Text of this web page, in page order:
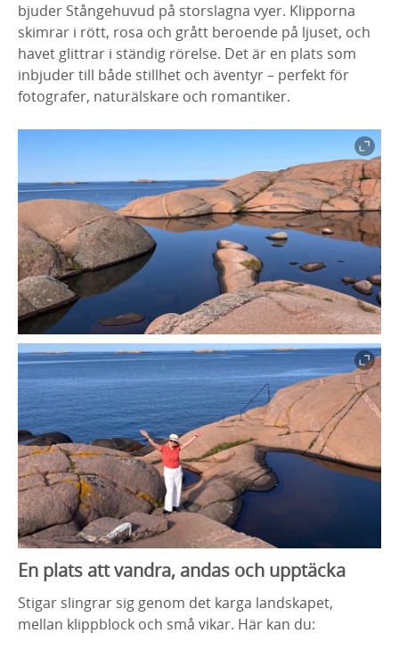
bjuder Stångehuvud på storslagna vyer. Klipporna
skimrar i rött, rosa och grått beroende på ljuset, och
havet glittrar i ständig rörelse. Det är en plats som
inbjuder till både stillhet och äventyr – perfekt för
fotografer, naturälskare och romantiker.
En plats att vandra, andas och upptäcka
Stigar slingrar sig genom det karga landskapet,
mellan klippblock och små vikar. Här kan du: